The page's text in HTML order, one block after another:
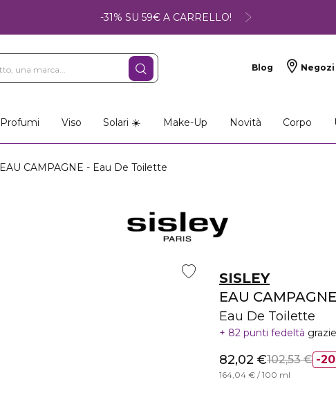
-31% SU 59€ A CARRELLO!
Blog
Profumi Viso Solari ☀️ Make-Up Novità Corpo
EAU CAMPAGNE - Eau De Toilette
SISLEY
EAU CAMPAGNE
Eau De Toilette
82 punti fedeltà
82,02 €102,53 €
164,04 € / 100 ml